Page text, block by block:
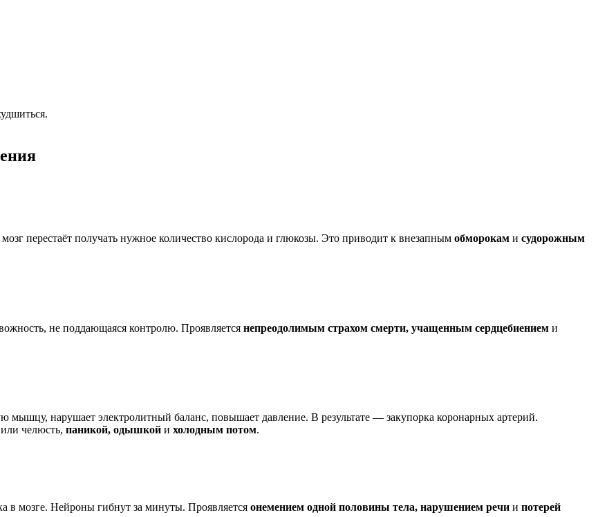
перестаёт получать нужное количество кислорода и глюкозы. Это приводит к внезапным обморокам и судорожным
не поддающаяся контролю. Проявляется непреодолимым страхом смерти, учащенным сердцебиением и
мышцу, нарушает электролитный баланс, повышает давление. В результате — закупорка коронарных артерий.
челюсть, паникой, одышкой и холодным потом.
в мозге. Нейроны гибнут за минуты. Проявляется онемением одной половины тела, нарушением речи и потерей